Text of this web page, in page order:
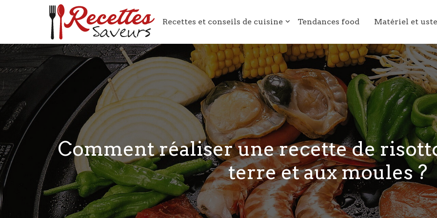
Recettes et conseils de cuisine Tendances food Matériel et
Comment réaliser une recette de
terre et aux moules ?